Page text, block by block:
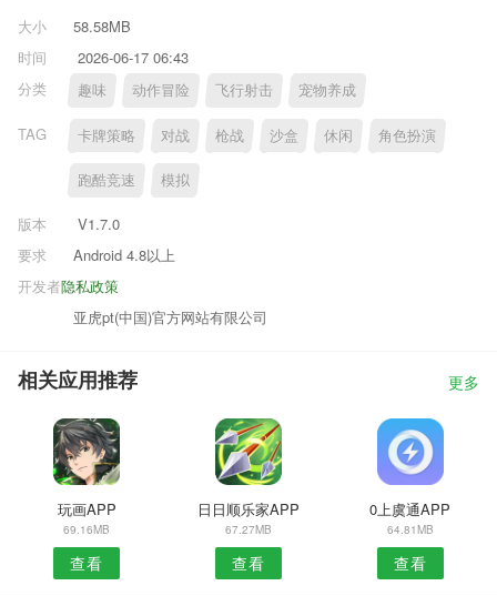
大小
58.58MB
时间
2026-06-17 06:43
分类
趣味 动作冒险 飞行射击 宠物养成
TAG 卡牌策略 对战 枪战 沙盒 休闲 角色扮演
跑酷竞速 模拟
版本
V1.7.0
要求
Android 4.8以上
隐私政策
开发者
亚虎pt(中国)官方网站有限公司
相关应用推荐 更多
玩画APP
69.16MB
查看
日日顺乐家APP
67.27MB
查看
0上虞通APP
64.81MB
查看